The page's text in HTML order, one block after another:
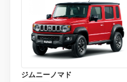
ジムニーノマド